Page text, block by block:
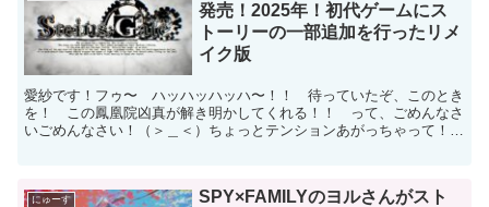
発売！2025年！初代ゲームにス
トーリーの一部追加を行ったリメ
イク版
愛紗です！フゥ〜 ハッハッハッハ〜！！ 待っていたぞ、このとき
を！ この鳳凰院凶真が解き明かしてくれる！！ って、ごめんなさ
いごめんなさい！（＞＿＜）ちょっとテンションあがっちゃって！な
にゅーす
SPY×FAMILYのヨルさんがスト